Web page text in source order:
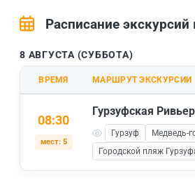
Расписание
8 АВГУСТА (СУББОТА)
ВРЕМЯ МАРШРУТ ЭКСКУРСИИ
08:30
мест: 5
Гурзуфская
Гурзуф Медведь-
Городской пляж